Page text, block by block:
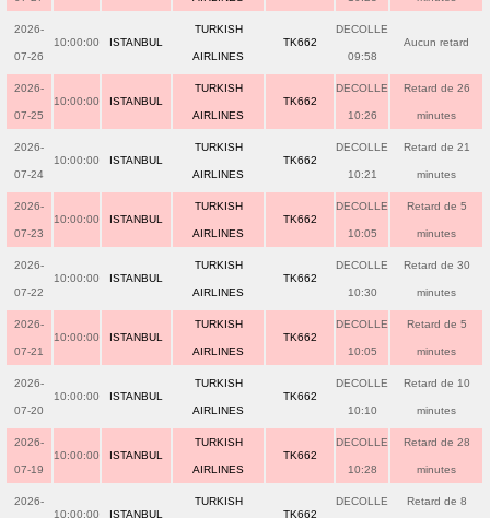
2026-
07-26
10:00:00 ISTANBUL
TURKISH
AIRLINES
TK662
DECOLLE
09:58
Aucun retard
2026-
07-25
10:00:00 ISTANBUL
TURKISH
AIRLINES
TK662
DECOLLE
10:26
Retard de 26
minutes
2026-
07-24
10:00:00 ISTANBUL
TURKISH
AIRLINES
TK662
DECOLLE
10:21
Retard de 21
minutes
2026-
07-23
10:00:00 ISTANBUL
TURKISH
AIRLINES
TK662
DECOLLE
10:05
Retard de 5
minutes
2026-
07-22
10:00:00 ISTANBUL
TURKISH
AIRLINES
TK662
DECOLLE
10:30
Retard de 30
minutes
2026-
07-21
10:00:00 ISTANBUL
TURKISH
AIRLINES
TK662
DECOLLE
10:05
Retard de 5
minutes
2026-
07-20
10:00:00 ISTANBUL
TURKISH
AIRLINES
TK662
DECOLLE
10:10
Retard de 10
minutes
2026-
07-19
10:00:00 ISTANBUL
TURKISH
AIRLINES
TK662
DECOLLE
10:28
Retard de 28
minutes
2026-
10:00:00 ISTANBUL
TURKISH
TK662
DECOLLE Retard de 8